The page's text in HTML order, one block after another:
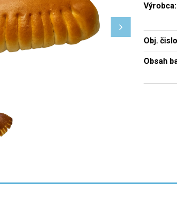
Výrobca:
Obj.
Obsah